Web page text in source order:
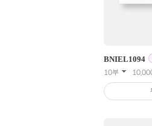
BNIEL1094
10부